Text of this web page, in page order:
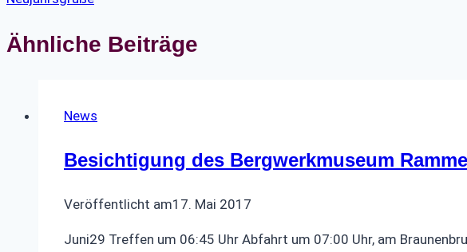
Ähnliche Beiträge
News
Besichtigung des Bergwerkmuseum
Veröffentlicht am17. Mai 2017
Juni29 Treffen um 06:45 Uhr Abfahrt um 07:00 Uhr, am